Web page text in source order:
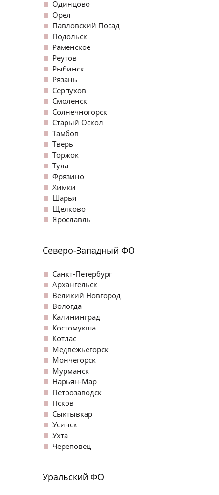
Одинцово
Орел
Павловский Посад
Подольск
Раменское
Реутов
Рыбинск
Рязань
Серпухов
Смоленск
Солнечногорск
Старый Оскол
Тамбов
Тверь
Торжок
Тула
Фрязино
Химки
Шарья
Щелково
Ярославль
Северо-Западный ФО
Санкт-Петербург
Архангельск
Великий Новгород
Вологда
Калининград
Костомукша
Котлас
Медвежьегорск
Мончегорск
Мурманск
Нарьян-Мар
Петрозаводск
Псков
Сыктывкар
Усинск
Ухта
Череповец
Уральский ФО